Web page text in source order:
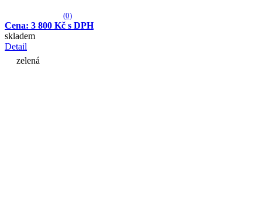
(0)
Cena: 3 800 Kč s DPH
skladem
Detail
zelená